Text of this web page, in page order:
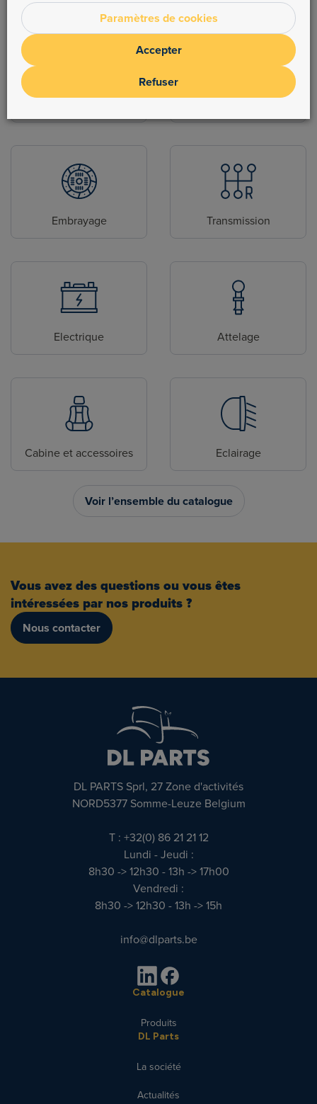
Embrayage Transmission
Electrique Attelage
Cabine et accessoires Eclairage
Voir l’ensemble du catalogue
Vous avez des questions ou vous êtes
intéressées par nos produits ?
Nous contacter
DL PARTS Sprl, 27 Zone d'activités
NORD5377 Somme-Leuze Belgium
T : +32(0) 86 21 21 12
Lundi - Jeudi :
8h30 -> 12h30 - 13h -> 17h00
Vendredi :
8h30 -> 12h30 - 13h -> 15h
info@dlparts.be
Catalogue
Produits
DL Parts
La société
Actualités
Paramètres de cookies
Accepter
Refuser